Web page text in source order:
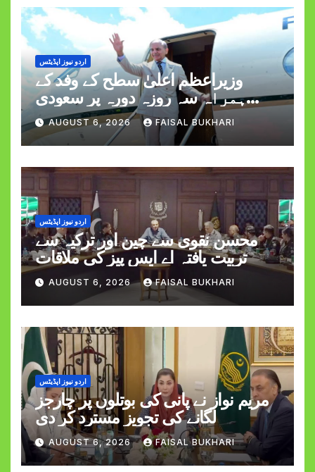
اردو نیوز اپڈیٹس
وزیراعظم اعلیٰ سطح کے وفد کے
ہمراہ سہ روزہ دورہ پر سعودی
عرب روانہ
AUGUST 6, 2026 FAISAL BUKHARI
اردو نیوز اپڈیٹس
محسن نقوی سے چین اور ترکیہ سے
تربیت یافتہ اے ایس پیز کی ملاقات
AUGUST 6, 2026 FAISAL BUKHARI
اردو نیوز اپڈیٹس
مریم نواز نے پانی کی بوتلوں پر چارجز
لگانے کی تجویز مسترد کر دی
AUGUST 6, 2026 FAISAL BUKHARI